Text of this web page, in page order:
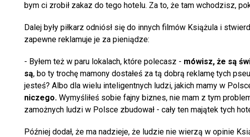
bym ci zrobił zakaz do tego hotelu. Za to, że tam wchodzisz,
Dalej były piłkarz odniósł się do innych filmów Książula i
zapewne reklamuje je za pieniądze:
- Byłem też w paru lokalach, które polecasz - mówisz, że są
są, bo ty trochę mamony dostałeś za tą dobrą reklamę tych
jesteś? Albo dla wielu inteligentnych ludzi, jakich mamy w
niczego. Wymyśliłeś sobie fajny biznes, nie mam z tym
zamożnych ludzi w Polsce zbudował - cały ten majątek tych
Później dodał, że ma nadzieje, że ludzie nie wierzą w opinie